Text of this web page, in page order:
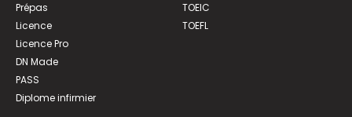
Prépas
Licence
Licence Pro
DN Made
PASS
Diplome infirmier
TOEIC
TOEFL